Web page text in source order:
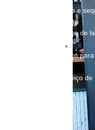
Lave e
Preço
Preço
Serviço